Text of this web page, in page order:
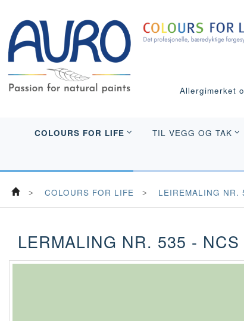
Allergimerket
COLOURS FOR LIFE TIL VEGG OG TAK
COLOURS FOR LIFE LEIREMALING NR.
LERMALING NR. 535 -